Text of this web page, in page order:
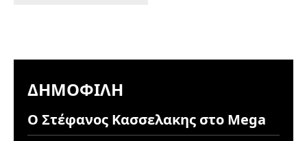
ΔΗΜΟΦΙΛΉ
Ο Στέφανος Κασσελακης στο Mega